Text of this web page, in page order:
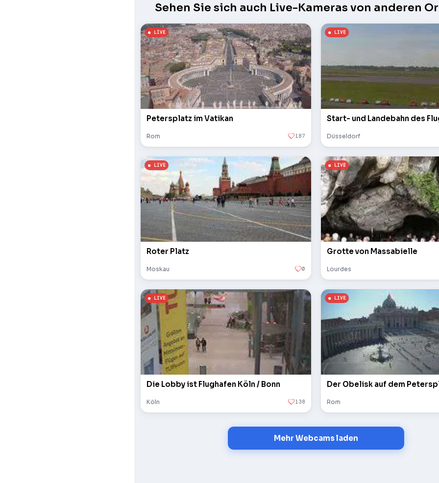
Sehen Sie sich auch Live-Kameras von anderen
Petersplatz im Vatikan
Rom 187
Start- und Landebahn des
Düsseldorf
Roter Platz
Moskau 0
Grotte von Massabielle
Lourdes
Die Lobby ist Flughafen Köln / Bonn
Köln 138 Rom
Mehr Webcams laden